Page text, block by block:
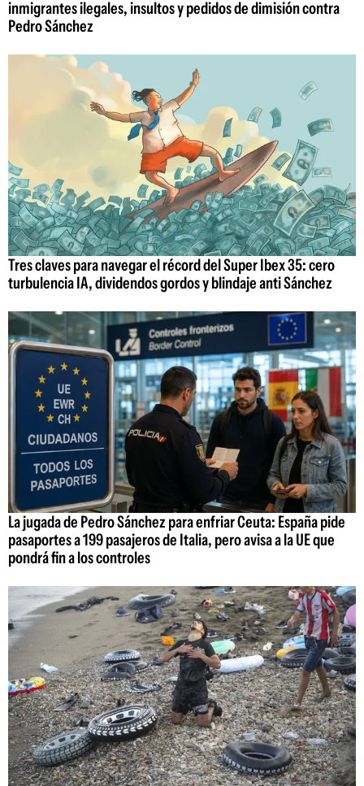
inmigrantes ilegales, insultos y pedidos de dimisión contra
Pedro Sánchez
Tres claves para navegar el récord del Super Ibex 35: cero
turbulencia IA, dividendos gordos y blindaje anti Sánchez
La jugada de Pedro Sánchez para enfriar Ceuta: España pide
pasaportes a 199 pasajeros de Italia, pero avisa a la UE que
pondrá fin a los controles